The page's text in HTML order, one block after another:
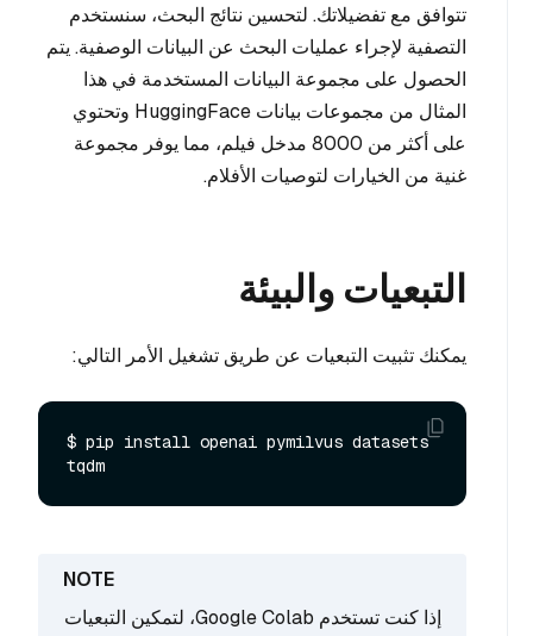
تتوافق مع تفضيلاتك. لتحسين نتائج البحث، سنستخدم
التصفية لإجراء عمليات البحث عن البيانات الوصفية. يتم
الحصول على مجموعة البيانات المستخدمة في هذا
المثال من مجموعات بيانات HuggingFace وتحتوي
على أكثر من 8000 مدخل فيلم، مما يوفر مجموعة
غنية من الخيارات لتوصيات الأفلام.
التبعيات والبيئة
يمكنك تثبيت التبعيات عن طريق تشغيل الأمر التالي:
$ pip install openai pymilvus datasets
إذا كنت تستخدم Google Colab، لتمكين التبعيات